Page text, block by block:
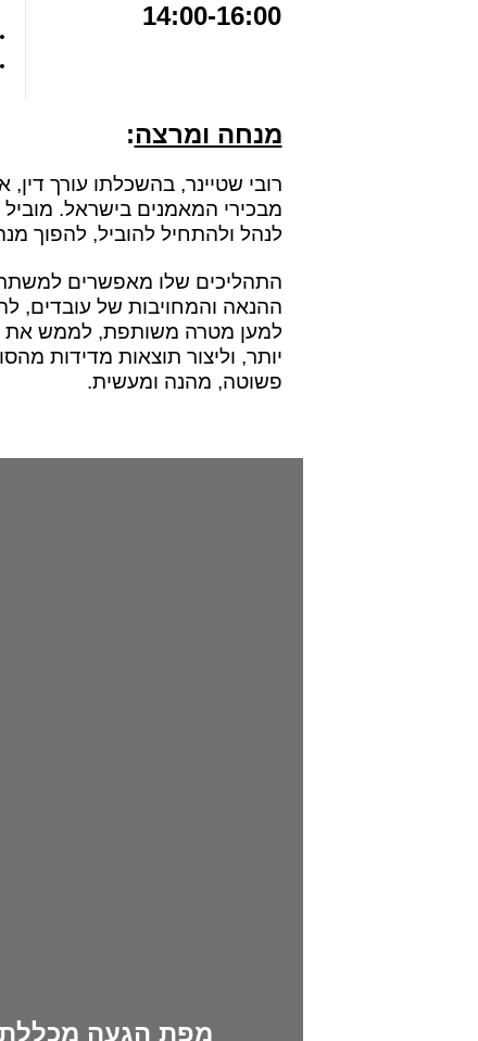
14:00-16:00
מנחה ומרצה:
מבכירי המאמנים בישראל.
לנהל ולהתחיל להוביל, להפוך
התהליכים שלו מאפשרים
ההנאה והמחויבות של עובדים,
למען מטרה משותפת, לממש את
יותר, וליצור תוצאות מדידות
פשוטה, מהנה ומעשית.
מפת הגעה מכללת